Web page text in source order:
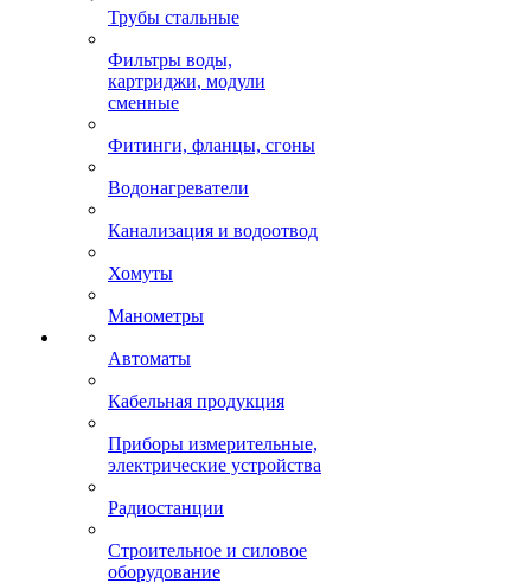
Трубы стальные
Фильтры воды,
картриджи, модули
сменные
Фитинги, фланцы, сгоны
Водонагреватели
Канализация и водоотвод
Хомуты
Манометры
Автоматы
Кабельная продукция
Приборы измерительные,
электрические устройства
Радиостанции
Строительное и силовое
оборудование